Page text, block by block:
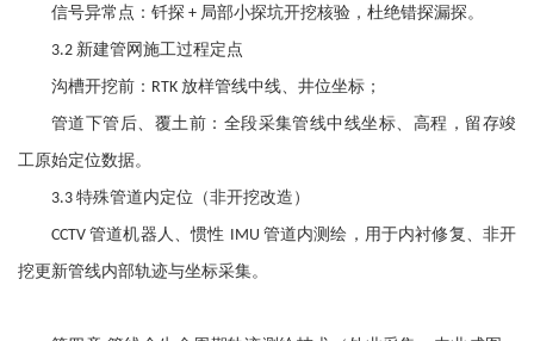
信号异常点：钎探 + 局部小探坑开挖核验，杜绝错探漏探。
3.2 新建管网施工过程定点
沟槽开挖前： RTK 放样管线中线、井位坐标；
管道下管后、覆土前：全段采集管线中线坐标、高程，留存竣
工原始定位数据。
3.3 特殊管道内定位（非开挖改造）
CCTV管道机器人、惯性 IMU 管道内测绘，用于内衬修复、非开
挖更新管线内部轨迹与坐标采集。